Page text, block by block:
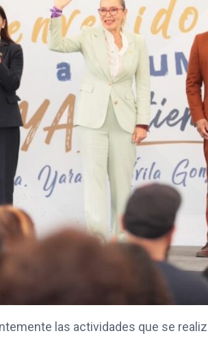
las actividades que se